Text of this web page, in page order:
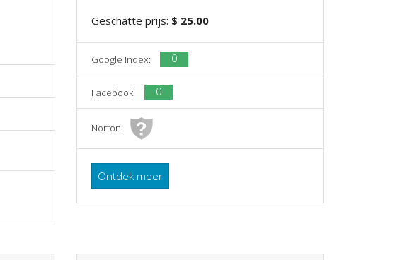
Geschatte prijs: $ 25.00
Google Index: 0
Facebook: 0
Norton:
Ontdek meer